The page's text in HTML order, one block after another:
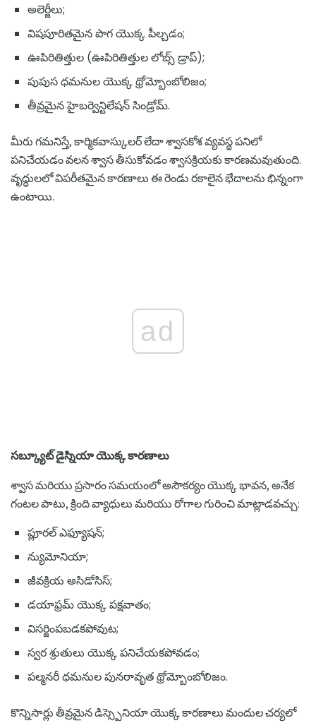
అలెర్జీలు;
విషపూరితమైన పొగ యొక్క పీల్చడం;
ఊపిరితిత్తుల (ఊపిరితిత్తుల లోబ్స్ డ్రాప్);
పుపుస ధమనుల యొక్క థ్రోమ్బోంబోలిజం;
తీవ్రమైన హైబర్వెన్టిలేషన్ సిండ్రోమ్.
మీరు గమనిస్తే, కార్మికవాస్కులర్ లేదా శ్వాసకోశ వ్యవస్థ పనిలో
పనిచేయడం వలన శ్వాస తీసుకోవడం శ్వాసక్రియకు కారణమవుతుంది.
వృద్ధులలో విపరీతమైన కారణాలు ఈ రెండు రకాలైన భేదాలను భిన్నంగా
ఉంటాయి.
ad
సబ్క్యూట్ డైస్నియా యొక్క కారణాలు
శ్వాస మరియు ప్రసారం సమయంలో అసౌకర్యం యొక్క భావన, అనేక
గంటల పాటు, క్రింది వ్యాధులు మరియు రోగాల గురించి మాట్లాడవచ్చు:
ప్లూరల్ ఎఫ్యూషన్;
న్యుమోనియా;
జీవక్రియ అసిడోసిస్;
డయాఫ్రమ్ యొక్క పక్షవాతం;
విసర్జింపబడకపోవుట;
స్వర శ్రుతులు యొక్క పనిచేయకపోవడం;
పల్మనరీ ధమనుల పునరావృత థ్రోమ్బోంబోలిజం.
కొన్నిసార్లు తీవ్రమైన డిస్స్పెనియా యొక్క కారణాలు మందుల చర్యలో